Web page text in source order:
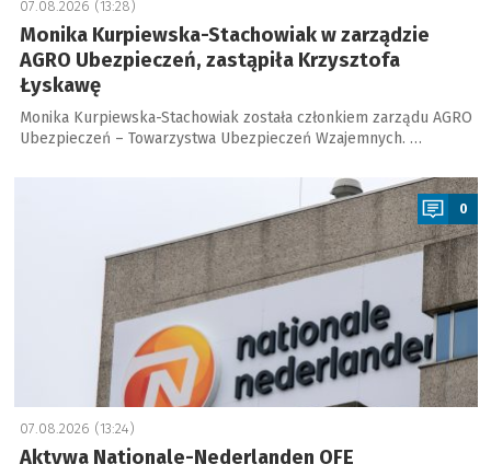
07.08.2026 (13:28)
Monika Kurpiewska-Stachowiak w zarządzie
AGRO Ubezpieczeń, zastąpiła Krzysztofa
Łyskawę
Monika Kurpiewska-Stachowiak została członkiem zarządu AGRO
Ubezpieczeń – Towarzystwa Ubezpieczeń Wzajemnych. …
0
07.08.2026 (13:24)
Aktywa Nationale-Nederlanden OFE